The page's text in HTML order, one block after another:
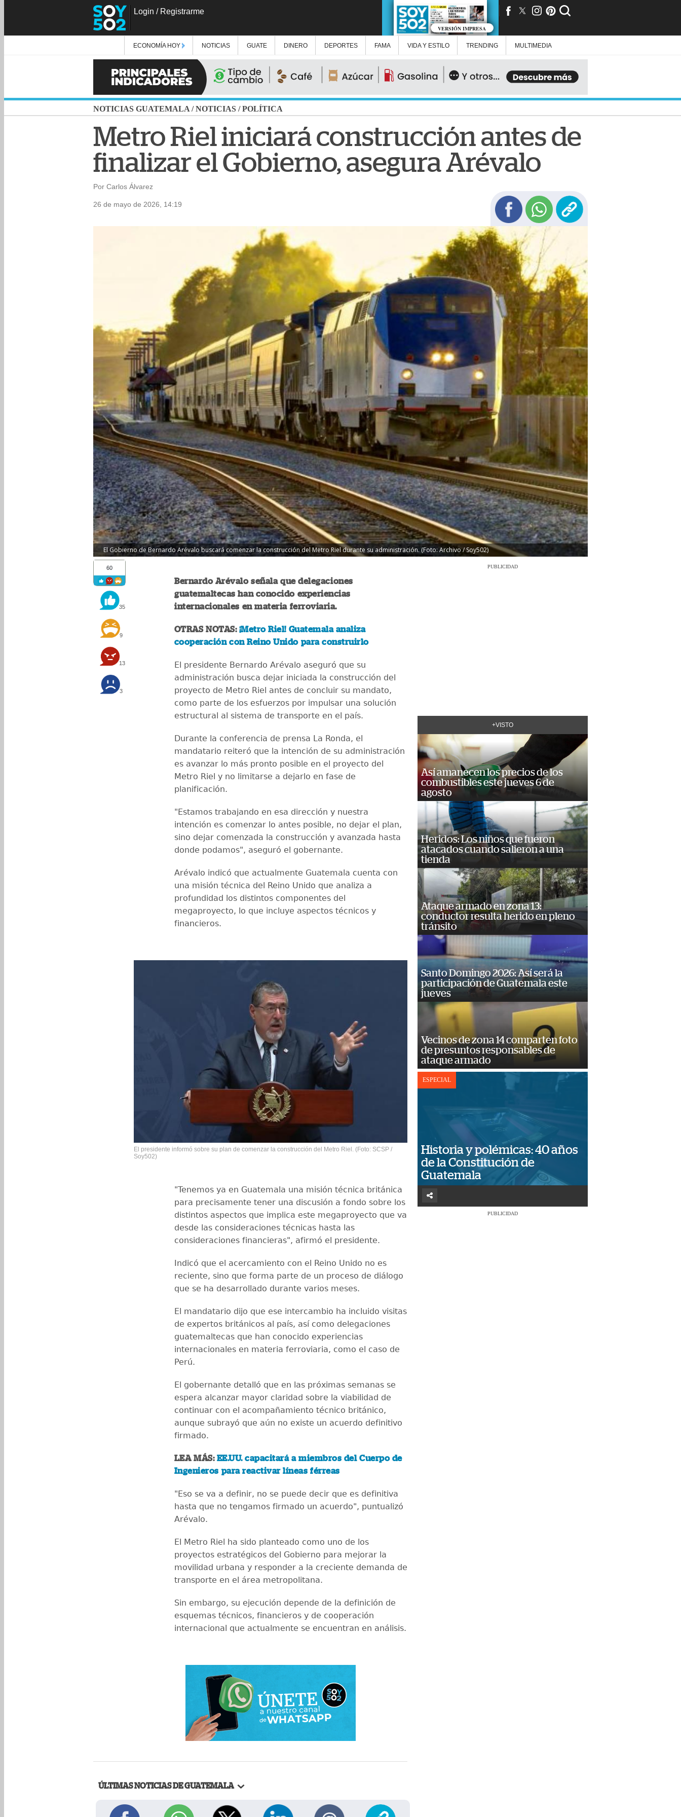
Login / Registrarme
VERSIÓN IMPRESA
ECONOMÍA HOY NOTICIAS GUATE DINERO DEPORTES FAMA VIDA Y ESTILO TRENDING MULTIMEDIA
NOTICIAS GUATEMALA /NOTICIAS /POLÍTICA
Metro Riel iniciará construcción antes de
finalizar el Gobierno, asegura Arévalo
Por Carlos Álvarez
26 de mayo de 2026, 14:19
El Gobierno de Bernardo Arévalo buscará comenzar la construcción del Metro Riel durante su administración. (Foto: Archivo / Soy502)
60
35
9
13
3
Bernardo Arévalo señala que delegaciones
guatemaltecas han conocido experiencias
internacionales en materia ferroviaria.
OTRAS NOTAS: ¡Metro Riel! Guatemala analiza
cooperación con Reino Unido para construirlo
El presidente Bernardo Arévalo aseguró que su
administración busca dejar iniciada la construcción del
proyecto de Metro Riel antes de concluir su mandato,
como parte de los esfuerzos por impulsar una solución
estructural al sistema de transporte en el país.
Durante la conferencia de prensa La Ronda, el
mandatario reiteró que la intención de su administración
es avanzar lo más pronto posible en el proyecto del
Metro Riel y no limitarse a dejarlo en fase de
planificación.
"Estamos trabajando en esa dirección y nuestra
intención es comenzar lo antes posible, no dejar el plan,
sino dejar comenzada la construcción y avanzada hasta
donde podamos", aseguró el gobernante.
Arévalo indicó que actualmente Guatemala cuenta con
una misión técnica del Reino Unido que analiza a
profundidad los distintos componentes del
megaproyecto, lo que incluye aspectos técnicos y
financieros.
El presidente informó sobre su plan de comenzar la construcción del Metro Riel. (Foto: SCSP /
Soy502)
"Tenemos ya en Guatemala una misión técnica británica
para precisamente tener una discusión a fondo sobre los
distintos aspectos que implica este megaproyecto que va
desde las consideraciones técnicas hasta las
consideraciones financieras", afirmó el presidente.
Indicó que el acercamiento con el Reino Unido no es
reciente, sino que forma parte de un proceso de diálogo
que se ha desarrollado durante varios meses.
El mandatario dijo que ese intercambio ha incluido visitas
de expertos británicos al país, así como delegaciones
guatemaltecas que han conocido experiencias
internacionales en materia ferroviaria, como el caso de
Perú.
El gobernante detalló que en las próximas semanas se
espera alcanzar mayor claridad sobre la viabilidad de
continuar con el acompañamiento técnico británico,
aunque subrayó que aún no existe un acuerdo definitivo
firmado.
LEA MÁS: EE.UU. capacitará a miembros del Cuerpo de
Ingenieros para reactivar líneas férreas
"Eso se va a definir, no se puede decir que es definitiva
hasta que no tengamos firmado un acuerdo", puntualizó
Arévalo.
El Metro Riel ha sido planteado como uno de los
proyectos estratégicos del Gobierno para mejorar la
movilidad urbana y responder a la creciente demanda de
transporte en el área metropolitana.
Sin embargo, su ejecución depende de la definición de
esquemas técnicos, financieros y de cooperación
internacional que actualmente se encuentran en análisis.
ÚLTIMAS NOTICIAS DE GUATEMALA
PUBLICIDAD
+VISTO
Así amanecen los precios de los
combustibles este jueves 6 de
agosto
Heridos: Los niños que fueron
atacados cuando salieron a una
tienda
Ataque armado en zona 13:
conductor resulta herido en pleno
tránsito
Santo Domingo 2026: Así será la
participación de Guatemala este
jueves
Vecinos de zona 14 comparten foto
de presuntos responsables de
ataque armado
ESPECIAL
Historia y polémicas: 40 años
de la Constitución de
Guatemala
PUBLICIDAD